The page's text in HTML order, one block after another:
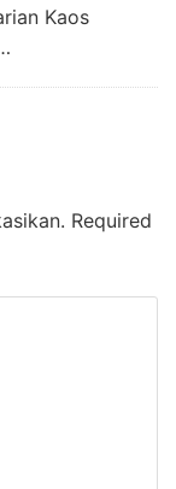
Kaos
Required